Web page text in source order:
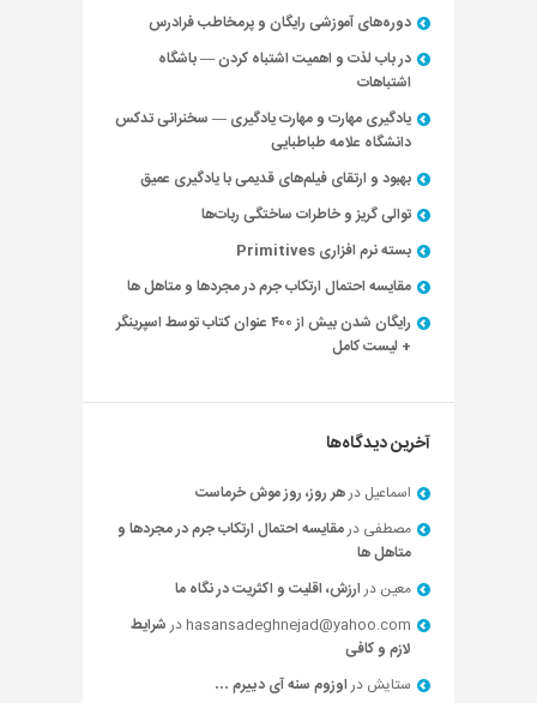
دوره‌های آموزشی رایگان و پرمخاطب فرادرس
در باب لذت و اهمیت اشتباه کردن — باشگاه
اشتباهات
یادگیری مهارت و مهارت یادگیری — سخنرانی تدکس
دانشگاه علامه طباطبایی
بهبود و ارتقای فیلم‌های قدیمی با یادگیری عمیق
توالی گریز و خاطرات ساختگی ربات‌ها
بسته نرم افزاری Primitives
مقایسه احتمال ارتکاب جرم در مجردها و متاهل ها
رایگان شدن بیش از ۴۰۰ عنوان کتاب توسط اسپرینگر
+ لیست کامل
آخرین دیدگاه‌ها
اسماعیل درهر روز، روز موش خرماست
مصطفی درمقایسه احتمال ارتکاب جرم در مجردها و
متاهل ها
معین درارزش، اقلیت و اکثریت در نگاه ما
hasansadeghnejad@yahoo.com درشرایط
لازم و کافی
ستایش دراوزوم سنه آی دییرم …